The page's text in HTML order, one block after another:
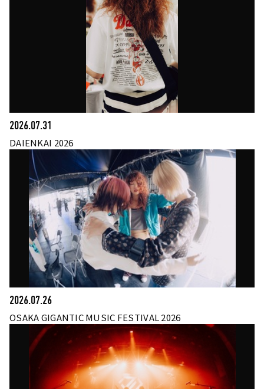
2026.07.31
DAIENKAI 2026
2026.07.26
OSAKA GIGANTIC MUSIC FESTIVAL 2026